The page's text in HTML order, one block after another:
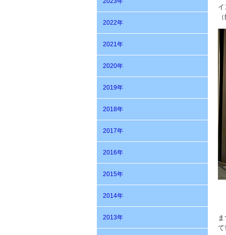
2022年
2021年
2020年
2019年
2018年
2017年
2016年
2015年
2014年
2013年
て